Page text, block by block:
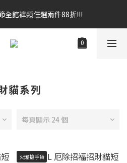
全館褲類任選兩件88折!!!
全館褲類任選兩件88折!!!
貓公仔(絲綢鐵黑) 滿額$2499贈達摩
$3000再贈現金卷$300元
貓系列
每頁顯示 24 個
火爆搶手貨